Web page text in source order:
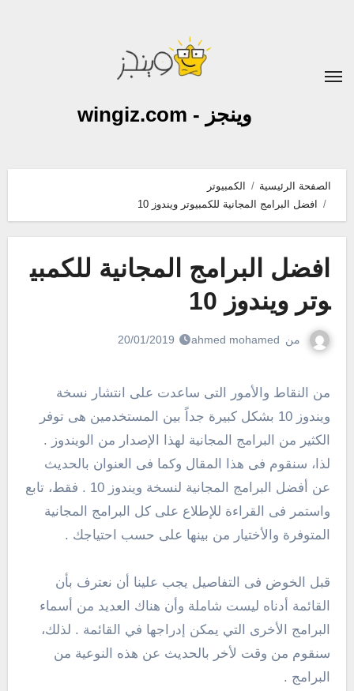
وينجز - wingiz.com
الصفحة الرئيسية
الكمبيوتر
افضل البرامج المجانية للكمبيوتر ويندوز 10
افضل البرامج المجانية للكمبي
وتر ويندوز 10
من ahmed mohamed
20/01/2019
من النقاط والأمور التى ساعدت على انتشار نسخة
ويندوز 10 بشكل كبيرة جداً بين المستخدمين هى توفر
الكثير من البرامج المجانية لهذا الإصدار من الويندوز .
لذا، سنقوم فى هذا المقال وكما فى العنوان بالحديث
عن أفضل البرامج المجانية لنسخة ويندوز 10 . فقط، تابع
واستمر فى القراءة للإطلاع على كل البرامج المجانية
المتوفرة والأختيار من بينها على حسب احتياجك .
قبل الخوض فى التفاصيل يجب علينا أن نعترف بأن
القائمة أدناه ليست شاملة وأن هناك العديد من أسماء
البرامج الأخرى التي يمكن إدراجها في القائمة . لذلك،
سنقوم من وقت لأخر بالحديث عن هذه النوعية من
البرامج .